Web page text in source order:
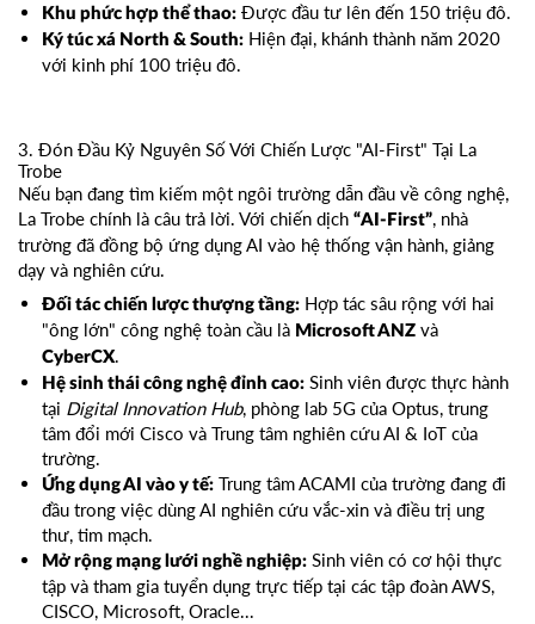
Khu phức hợp thể thao: Được đầu tư lên đến 150 triệu đô.
Ký túc xá North & South: Hiện đại, khánh thành năm 2020
với kinh phí 100 triệu đô.
3. Đón Đầu Kỷ Nguyên Số Với Chiến Lược "AI-First" Tại La
Trobe
Nếu bạn đang tìm kiếm một ngôi trường dẫn đầu về công nghệ,
La Trobe chính là câu trả lời. Với chiến dịch “AI-First”, nhà
trường đã đồng bộ ứng dụng AI vào hệ thống vận hành, giảng
dạy và nghiên cứu.
Đối tác chiến lược thượng tầng: Hợp tác sâu rộng với hai
"ông lớn" công nghệ toàn cầu là Microsoft ANZ và
CyberCX.
Hệ sinh thái công nghệ đỉnh cao: Sinh viên được thực hành
tại Digital Innovation Hub, phòng lab 5G của Optus, trung
tâm đổi mới Cisco và Trung tâm nghiên cứu AI & IoT của
trường.
Ứng dụng AI vào y tế: Trung tâm ACAMI của trường đang đi
đầu trong việc dùng AI nghiên cứu vắc-xin và điều trị ung
thư, tim mạch.
Mở rộng mạng lưới nghề nghiệp: Sinh viên có cơ hội thực
tập và tham gia tuyển dụng trực tiếp tại các tập đoàn AWS,
CISCO, Microsoft, Oracle...